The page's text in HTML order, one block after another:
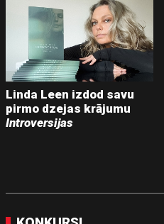
Linda Leen izdod savu
pirmo dzejas krājumu
Introversijas